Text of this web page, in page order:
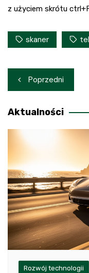
z użyciem skrótu
skaner
Nawigacja
wpisu
Poprzedni
Aktualności
Rozwój technologii